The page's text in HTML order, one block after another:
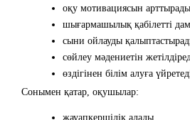
оқу мотивациясын арттырады
шығармашылық қабілетті
сыни ойлауды
сөйлеу мәдениетін
өздігінен білім алуға
Сонымен қатар, оқушылар:
жауапкершілік алады